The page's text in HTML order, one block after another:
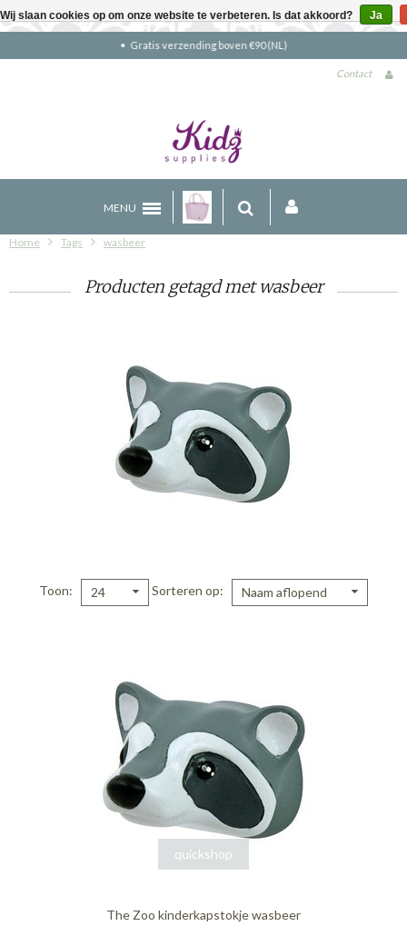
Gratis verzending boven €90 (NL)
Contact
MENU
Home Tags wasbeer
Producten getagd met wasbeer
Toon 24 Sorteren op Naam aflopend
quickshop
The Zoo kinderkapstokje wasbeer
Wij slaan cookies op om onze website te verbeteren. Is dat akkoord? Ja